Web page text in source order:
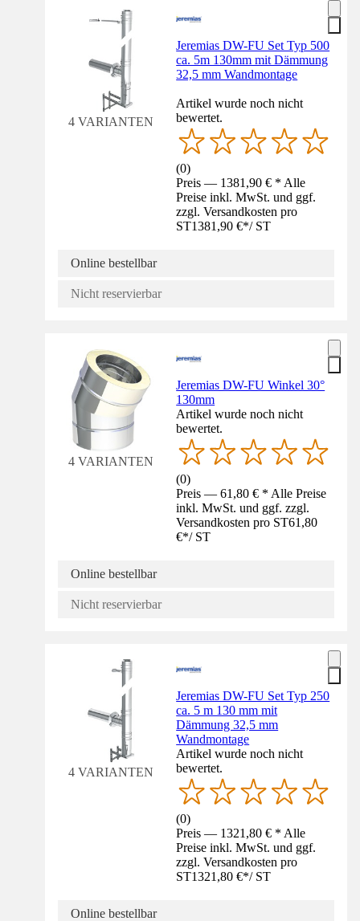
4 VARIANTEN
Jeremias DW-FU Set Typ 500
ca. 5m 130mm mit Dämmung
32,5 mm Wandmontage
Artikel wurde noch nicht
bewertet.
(0)
Preis — 1381,90 € * Alle
Preise inkl. MwSt. und ggf.
zzgl. Versandkosten pro
ST1381,90 €*/ ST
Online bestellbar
Nicht reservierbar
4 VARIANTEN
Jeremias DW-FU Winkel 30°
130mm
Artikel wurde noch nicht
bewertet.
(0)
Preis — 61,80 € * Alle Preise
inkl. MwSt. und ggf. zzgl.
Versandkosten pro ST61,80
€*/ ST
Online bestellbar
Nicht reservierbar
4 VARIANTEN
Jeremias DW-FU Set Typ 250
ca. 5 m 130 mm mit
Dämmung 32,5 mm
Wandmontage
Artikel wurde noch nicht
bewertet.
(0)
Preis — 1321,80 € * Alle
Preise inkl. MwSt. und ggf.
zzgl. Versandkosten pro
ST1321,80 €*/ ST
Online bestellbar